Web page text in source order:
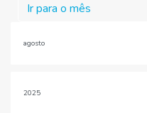
Ir para o mês